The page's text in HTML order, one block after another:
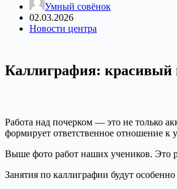
Умный совёнок
02.03.2026
Новости центра
Каллиграфия: красивый
Работа над почерком — это не только
формирует ответственное отношение к
Выше фото работ наших учеников. Это
Занятия по каллиграфии будут